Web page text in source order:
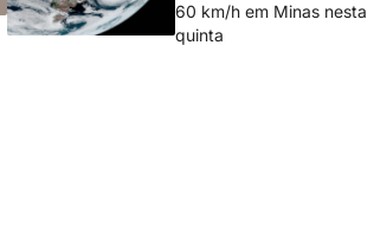
60 km/h em Minas nesta
quinta